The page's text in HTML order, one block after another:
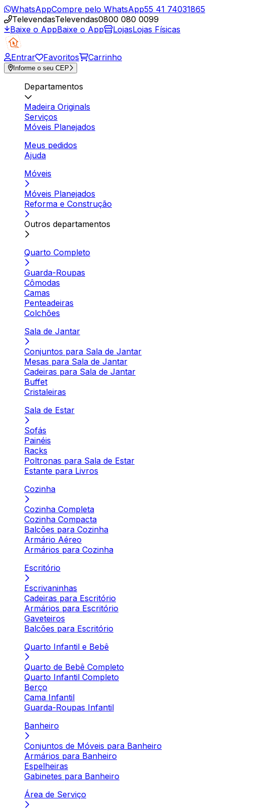
WhatsAppCompre pelo WhatsApp55 41 74031865
TelevendasTelevendas0800 080 0099
Baixe o AppBaixe o App LojasLojas Físicas
Entrar Favoritos Carrinho
Informe o seu CEP
Departamentos
Madeira Originals
Serviços
Móveis Planejados
Meus pedidos
Ajuda
Móveis
Móveis Planejados
Reforma e Construção
Outros departamentos
Quarto Completo
Guarda-Roupas
Cômodas
Camas
Penteadeiras
Colchões
Sala de Jantar
Conjuntos para Sala de Jantar
Mesas para Sala de Jantar
Cadeiras para Sala de Jantar
Buffet
Cristaleiras
Sala de Estar
Sofás
Painéis
Racks
Poltronas para Sala de Estar
Estante para Livros
Cozinha
Cozinha Completa
Cozinha Compacta
Balcões para Cozinha
Armário Aéreo
Armários para Cozinha
Escritório
Escrivaninhas
Cadeiras para Escritório
Armários para Escritório
Gaveteiros
Balcões para Escritório
Quarto Infantil e Bebê
Quarto de Bebê Completo
Quarto Infantil Completo
Berço
Cama Infantil
Guarda-Roupas Infantil
Banheiro
Conjuntos de Móveis para Banheiro
Armários para Banheiro
Espelheiras
Gabinetes para Banheiro
Área de Serviço